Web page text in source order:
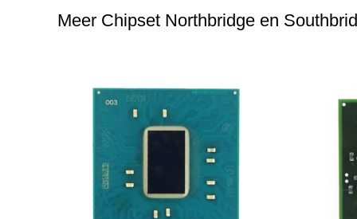
Meer Chipset Northbridge en